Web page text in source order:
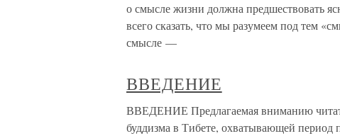
о смысле жизни должна предшествовать
всего сказать, что мы разумеем под тем
смысле —
ВВЕДЕНИЕ
ВВЕДЕНИЕ Предлагаемая вниманию
буддизма в Тибете, охватывающей